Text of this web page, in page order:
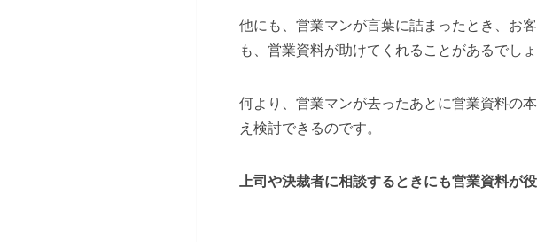
他にも、営業マンが言葉に詰まったとき、お
も、営業資料が助けてくれることがあるでしょ
何より、営業マンが去ったあとに営業資料の
え検討できるのです。
上司や決裁者に相談するときにも営業資料が役